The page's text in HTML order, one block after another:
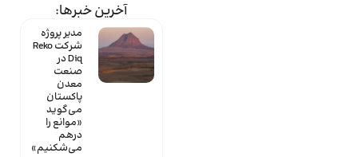
آخرین خبرها:
مدیر پروژه
شرکت Reko
Diq در
صنعت
معدن
پاکستان
می‌گوید
«موانع را
درهم
می‌شکنیم»